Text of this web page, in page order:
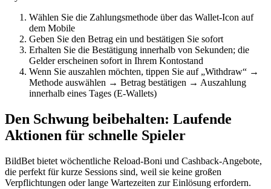
Wählen Sie die Zahlungsmethode über das Wallet-Icon auf
dem Mobile
Geben Sie den Betrag ein und bestätigen Sie sofort
Erhalten Sie die Bestätigung innerhalb von Sekunden; die
Gelder erscheinen sofort in Ihrem Kontostand
Wenn Sie auszahlen möchten, tippen Sie auf „Withdraw“ →
Methode auswählen → Betrag bestätigen → Auszahlung
innerhalb eines Tages (E‑Wallets)
Den Schwung beibehalten: Laufende
Aktionen für schnelle Spieler
BildBet bietet wöchentliche Reload-Boni und Cashback-Angebote,
die perfekt für kurze Sessions sind, weil sie keine großen
Verpflichtungen oder lange Wartezeiten zur Einlösung erfordern.